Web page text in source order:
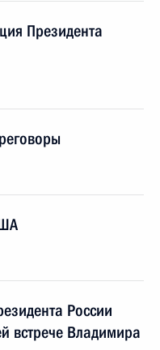
Президента
России
встрече Владимира